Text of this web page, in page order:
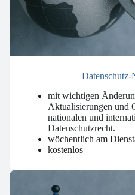
Datenschutz-
mit wichtigen
Aktualisierungen und
nationalen und
Datenschutzrecht.
wöchentlich am